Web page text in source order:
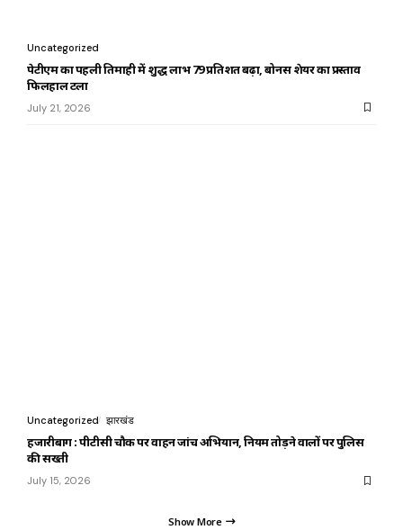
Uncategorized
पेटीएम का पहली तिमाही में शुद्ध लाभ 79 प्रतिशत बढ़ा, बोनस शेयर का प्रस्ताव
फिलहाल टला
July 21, 2026
Uncategorized झारखंड
हजारीबाग : पीटीसी चौक पर वाहन जांच अभियान, नियम तोड़ने वालों पर पुलिस
की सख्ती
July 15, 2026
Show More